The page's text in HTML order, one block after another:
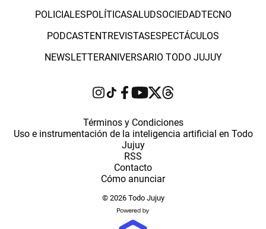
POLICIALESPOLÍTICASALUDSOCIEDADTECNO
PODCASTENTREVISTASESPECTÁCULOS
NEWSLETTERANIVERSARIO TODO JUJUY
Términos y Condiciones
Uso e instrumentación de la inteligencia artificial en Todo
Jujuy
RSS
Contacto
Cómo anunciar
© 2026 Todo Jujuy